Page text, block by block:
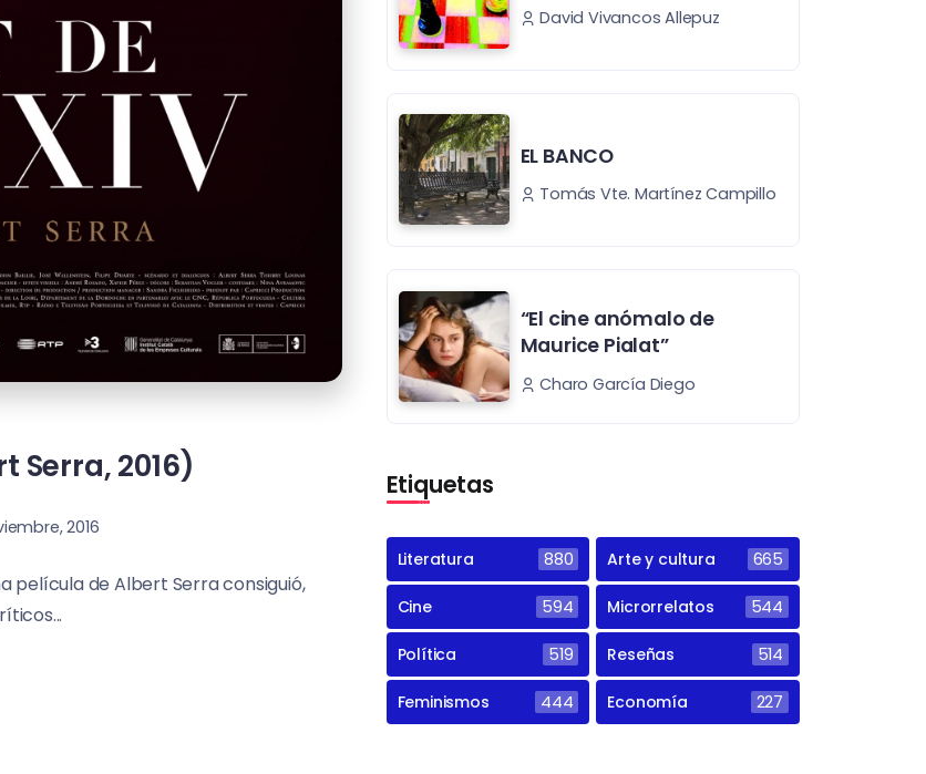
Serra, 2016)
2016
película de Albert Serra consiguió,
David Vivancos Allepuz
EL BANCO
Tomás Vte. Martínez Campillo
“El cine anómalo de
Maurice Pialat”
Charo García Diego
Etiquetas
Literatura 880 Arte y cultura 665
Cine 594 Microrrelatos 544
Política 519 Reseñas 514
Feminismos 444 Economía 227